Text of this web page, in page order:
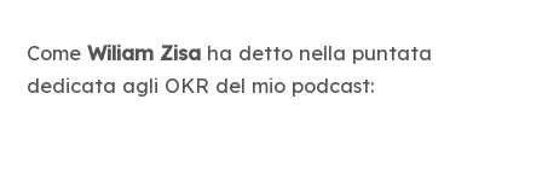
ComeWiliam Zisa ha detto nella puntata
dedicata agli OKR del mio podcast: